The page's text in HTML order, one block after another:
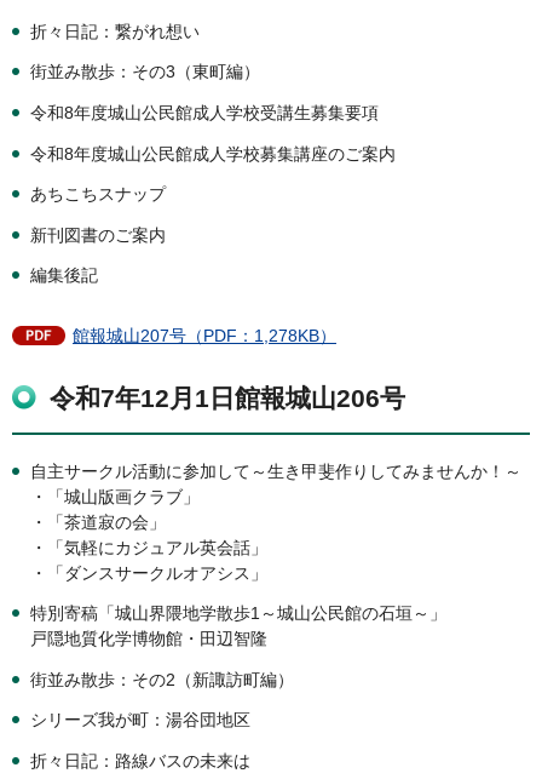
折々日記：繋がれ想い
街並み散歩：その3（東町編）
令和8年度城山公民館成人学校受講生募集要項
令和8年度城山公民館成人学校募集講座のご案内
あちこちスナップ
新刊図書のご案内
編集後記
館報城山207号（PDF：1,278KB）
令和7年12月1日館報城山206号
自主サークル活動に参加して～生き甲斐作りしてみませんか！～
・「城山版画クラブ」
・「茶道寂の会」
・「気軽にカジュアル英会話」
・「ダンスサークルオアシス」
特別寄稿「城山界隈地学散歩1～城山公民館の石垣～」
戸隠地質化学博物館・田辺智隆
街並み散歩：その2（新諏訪町編）
シリーズ我が町：湯谷団地区
折々日記：路線バスの未来は